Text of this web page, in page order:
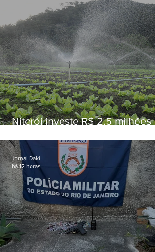
Niterói investe R$ 2,5 milhões
familiar para merenda escolar
Jornal Daki
há 12 horas